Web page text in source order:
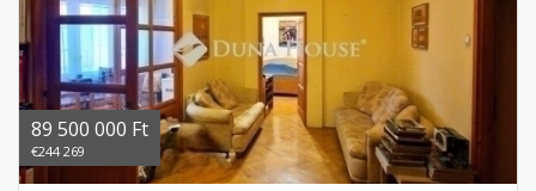
89 500 000 Ft
€244 269